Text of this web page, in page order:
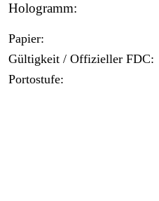
Hologramm:
Papier:
Gültigkeit / Offizieller FDC:
Portostufe: